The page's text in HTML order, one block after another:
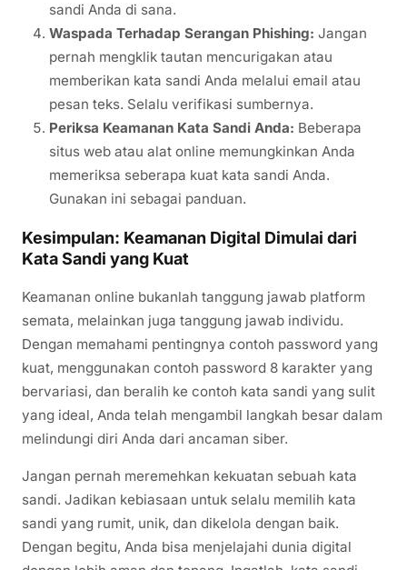
sandi Anda di sana.
Waspada Terhadap Serangan Phishing: Jangan
pernah mengklik tautan mencurigakan atau
memberikan kata sandi Anda melalui email atau
pesan teks. Selalu verifikasi sumbernya.
Periksa Keamanan Kata Sandi Anda: Beberapa
situs web atau alat online memungkinkan Anda
memeriksa seberapa kuat kata sandi Anda.
Gunakan ini sebagai panduan.
Kesimpulan: Keamanan Digital Dimulai dari
Kata Sandi yang Kuat
Keamanan online bukanlah tanggung jawab platform
semata, melainkan juga tanggung jawab individu.
Dengan memahami pentingnya contoh password yang
kuat, menggunakan contoh password 8 karakter yang
bervariasi, dan beralih ke contoh kata sandi yang sulit
yang ideal, Anda telah mengambil langkah besar dalam
melindungi diri Anda dari ancaman siber.
Jangan pernah meremehkan kekuatan sebuah kata
sandi. Jadikan kebiasaan untuk selalu memilih kata
sandi yang rumit, unik, dan dikelola dengan baik.
Dengan begitu, Anda bisa menjelajahi dunia digital